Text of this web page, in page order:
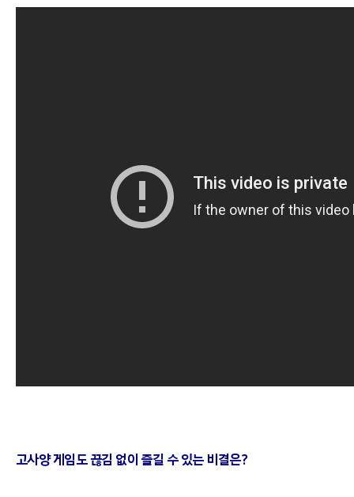
고사양 게임도 끊김 없이 즐길 수 있는 비결은?